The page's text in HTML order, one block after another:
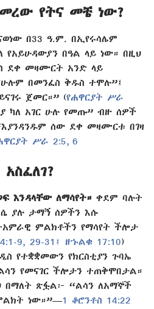
የትና መቼ ነው?
በ33 ዓ.ም. በኢየሩሳሌም
የአይሁዳውያን በዓል ላይ ነው። በዚህ
ደቀ መዛሙርት አንድ ላይ
በመንፈስ ቅዱስ ተሞሉ”፤
ጀመር።” (የሐዋርያት ሥራ
ካለ አገር ሁሉ የመጡ” ብዙ ሰዎች
ሰው ደቀ መዛሙርቱ በገዛ
ሥራ 2:5, 6
እንዳላቸው ለማሳየት። ቀደም ባሉት
ያሉ ታማኝ ሰዎችን እሱ
ምልክቶችን የማሳየት ችሎታ
9, 29-31፤ ዘኁልቁ 17:10)
የተቋቋመውን የክርስቲያን ጉባኤ
የመናገር ችሎታን ተጠቅሞበታል።
በማለት ጽፏል፦ “ልሳን ለአማኞች
ነው።”—1 ቆሮንቶስ 14:22